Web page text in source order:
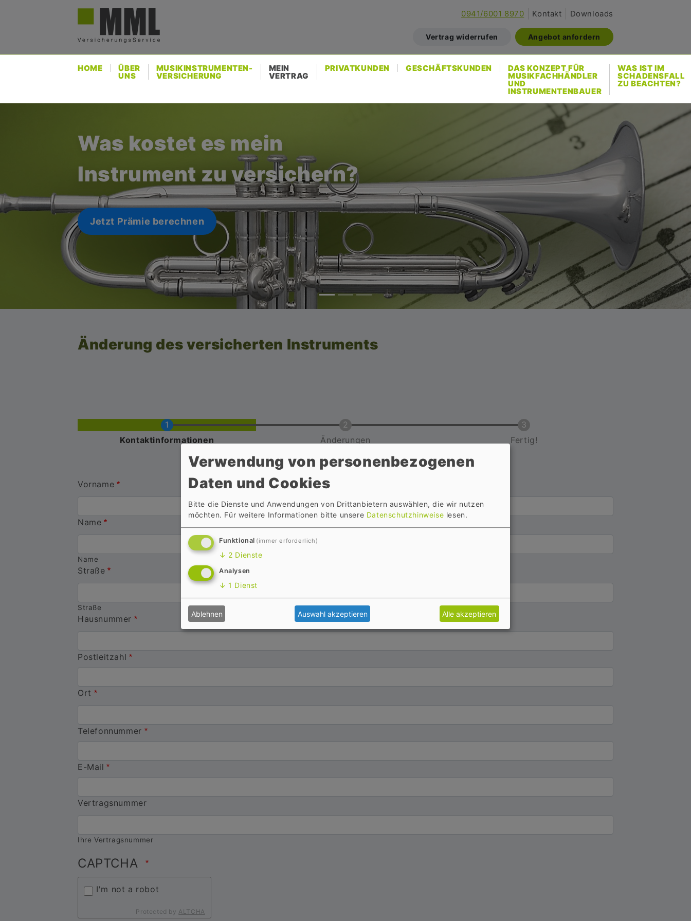
0941/6001 8970 Kontakt Downloads
Angebot anfordern
Vertrag widerrufen
HOME ÜBER
UNS
MUSIKINSTRUMENTEN-
VERSICHERUNG
MEIN
VERTRAG
PRIVATKUNDEN GESCHÄFTSKUNDEN DAS KONZEPT FÜR
MUSIKFACHHÄNDLER
UND
INSTRUMENTENBAUER
WAS IST IM
SCHADENSFALL
ZU BEACHTEN?
Was kostet es mein
Instrument zu versichern?
Jetzt Prämie berechnen
Änderung des versicherten Instruments
Aktuell
Kontaktinformationen Änderungen Fertig!
Vorname
Name
Name
Straße
Straße
Hausnummer
Postleitzahl
Ort
Telefonnummer
E-Mail
Vertragsnummer
Ihre Vertragsnummer
CAPTCHA
I'm not a robot
Protected by ALTCHA
Verwendung von personenbezogenen
Daten und Cookies
Bitte die Dienste und Anwendungen von Drittanbietern auswählen, die wir nutzen
möchten. Für weitere Informationen bitte unsere Datenschutzhinweise lesen.
Funktional (immer erforderlich)
↓ 2 Dienste
Analysen
↓ 1 Dienst
Ablehnen Auswahl akzeptieren Alle akzeptieren